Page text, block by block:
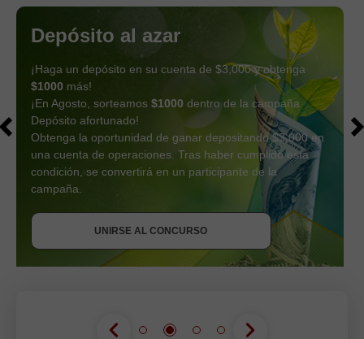
Depósito al azar
¡Haga un depósito en su cuenta de $3,000 y obtenga
$1000 más!
¡En Agosto, sorteamos $1000 dentro de la campaña
Depósito afortunado!
Obtenga la oportunidad de ganar depositando $3,000 en
una cuenta de operaciones. Tras haber cumplido esta
condición, se convertirá en un participante de la
campaña.
UNIRSE AL CONCURSO
OBTENER BONO